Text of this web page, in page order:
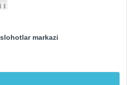
markazi